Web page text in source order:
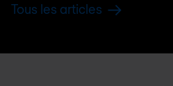
Tous les articles